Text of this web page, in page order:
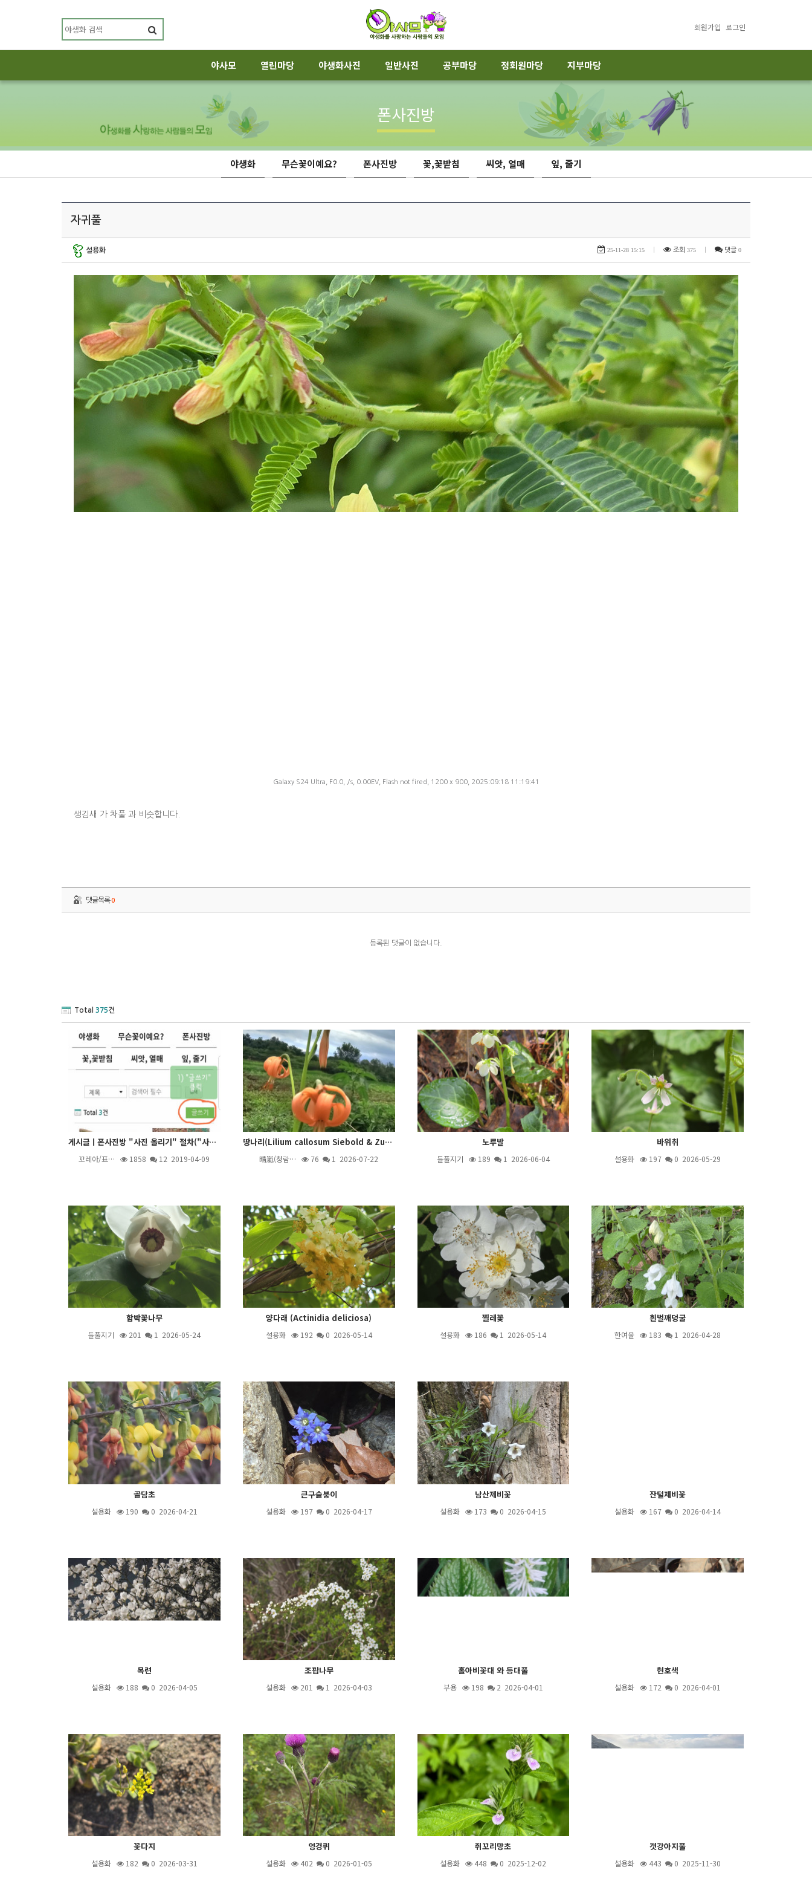
회원가입 로그인
야사모 열린마당 야생화사진 일반사진 공부마당 정회원마당 지부마당
폰사진방
야생화 무슨꽃이예요? 폰사진방 꽃,꽃받침 씨앗, 열매 잎, 줄기
자귀풀
설용화 25-11-28 15:15 조회 375 댓글 0
Galaxy S24 Ultra, F0.0, /s, 0.00EV, Flash not fired, 1200 x 900, 2025:09:18 11:19:41
생김새 가 차풀 과 비슷합니다.
댓글목록0
등록된 댓글이 없습니다.
Total 375건
게시글ㅣ폰사진방 "사진 올리기" 절차("사진" 아이콘 이용 방법)
꼬레아/표… 1858 12 2019-04-09
땅나리(Lilium callosum Siebold & Zucc.)
晴嵐(청람… 76 1 2026-07-22
노루발
들풀지기 189 1 2026-06-04
바위취
설용화 197 0 2026-05-29
함박꽃나무
들풀지기 201 1 2026-05-24
양다래 (Actinidia deliciosa)
설용화 192 0 2026-05-14
찔레꽃
설용화 186 1 2026-05-14
흰벌깨덩굴
한여울 183 1 2026-04-28
골담초
설용화 190 0 2026-04-21
큰구슬붕이
설용화 197 0 2026-04-17
남산제비꽃
설용화 173 0 2026-04-15
잔털제비꽃
설용화 167 0 2026-04-14
목련
설용화 188 0 2026-04-05
조팝나무
설용화 201 1 2026-04-03
홀아비꽃대 와 등대풀
부용 198 2 2026-04-01
현호색
설용화 172 0 2026-04-01
꽃다지
설용화 182 0 2026-03-31
엉겅퀴
설용화 402 0 2026-01-05
쥐꼬리망초
설용화 448 0 2025-12-02
갯강아지풀
설용화 443 0 2025-11-30